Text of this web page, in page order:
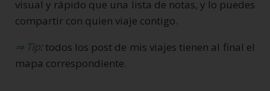
visual y rápido que una lista de notas, y lo puedes
compartir con quien viaje contigo.
⇒ Tip: todos los post de mis viajes tienen al final el
mapa correspondiente.